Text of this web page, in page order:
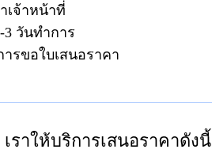
เจ้าหน้าที่
3 วันทำการ
รขอใบเสนอราคา
เราให้บริการเสนอราคาดังนี้